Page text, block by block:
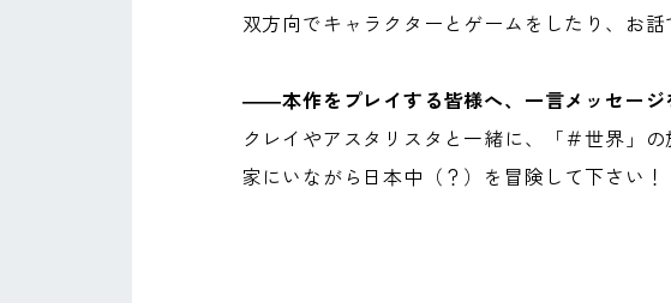
双方向でキャラクターとゲームをしたり、お
――本作をプレイする皆様へ、一言メッセージ
クレイやアスタリスタと一緒に、「＃世界」の
家にいながら日本中（？）を冒険して下さい！